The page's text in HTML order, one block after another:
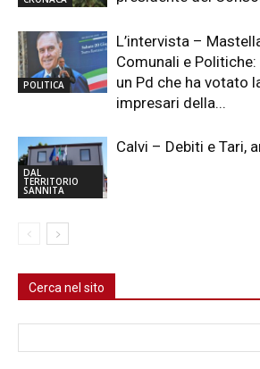
POLITICA
L’intervista –
Comunali e
un Pd che ha votato
impresari della...
DAL
TERRITORIO
SANNITA
Calvi – Debiti e Tari,
Cerca nel sito